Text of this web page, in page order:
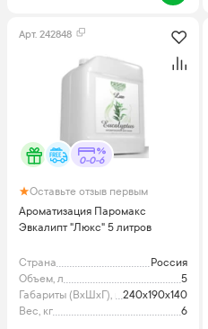
Арт. 242848
0-0-6
Оставьте отзыв первым
Ароматизация Паромакс
Эвкалипт "Люкс" 5 литров
Страна
Россия
Объем, л
5
Габариты (ВхШхГ), мм240x190x140
Вес, кг
6